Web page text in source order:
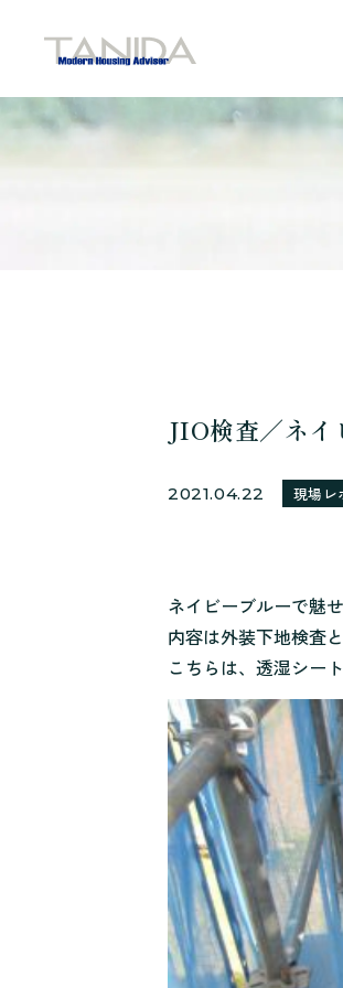
谷田工務店のトップページへ移動
JIO検査／ネイ
2021.04.22 現場レ
ネイビーブルーで魅
内容は外装下地検査
こちらは、透湿シー